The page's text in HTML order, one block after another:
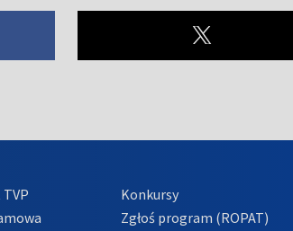
Konkursy
Zgłoś program (ROPAT)